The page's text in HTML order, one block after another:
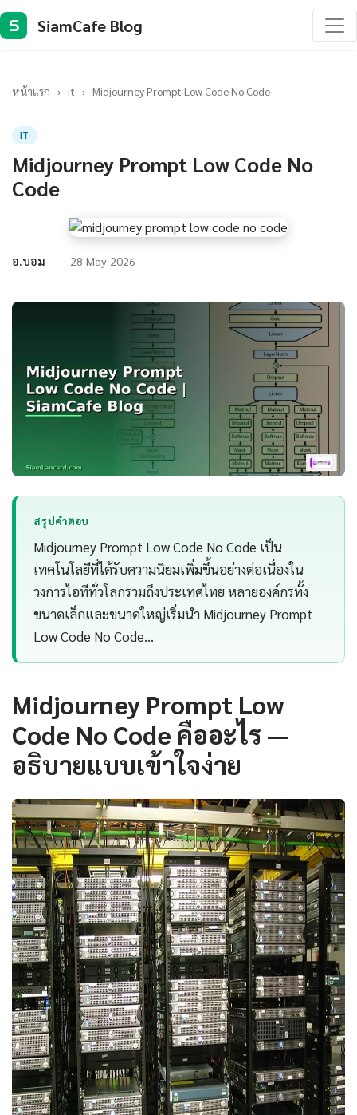
S SiamCafe Blog
หน้าแรก › it › Midjourney Prompt Low Code No Code
IT
Midjourney Prompt Low Code No
Code
อ.บอม 28 May 2026
สรุปคำตอบ
Midjourney Prompt Low Code No Code เป็น
เทคโนโลยีที่ได้รับความนิยมเพิ่มขึ้นอย่างต่อเนื่องใน
วงการไอทีทั่วโลกรวมถึงประเทศไทย หลายองค์กรทั้ง
ขนาดเล็กและขนาดใหญ่เริ่มนำ Midjourney Prompt
Low Code No Code…
Midjourney Prompt Low
Code No Code คืออะไร —
อธิบายแบบเข้าใจง่าย